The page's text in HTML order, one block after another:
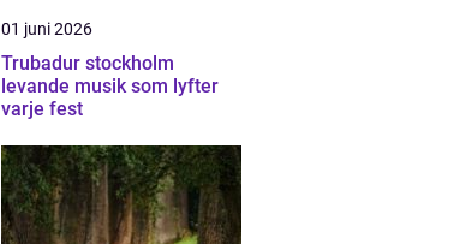
01 juni 2026
Trubadur stockholm
levande musik som lyfter
varje fest